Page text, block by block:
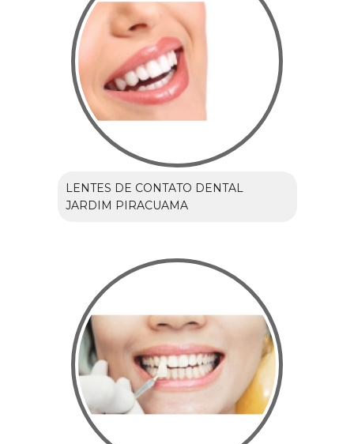
LENTES DE CONTATO DENTAL
JARDIM PIRACUAMA